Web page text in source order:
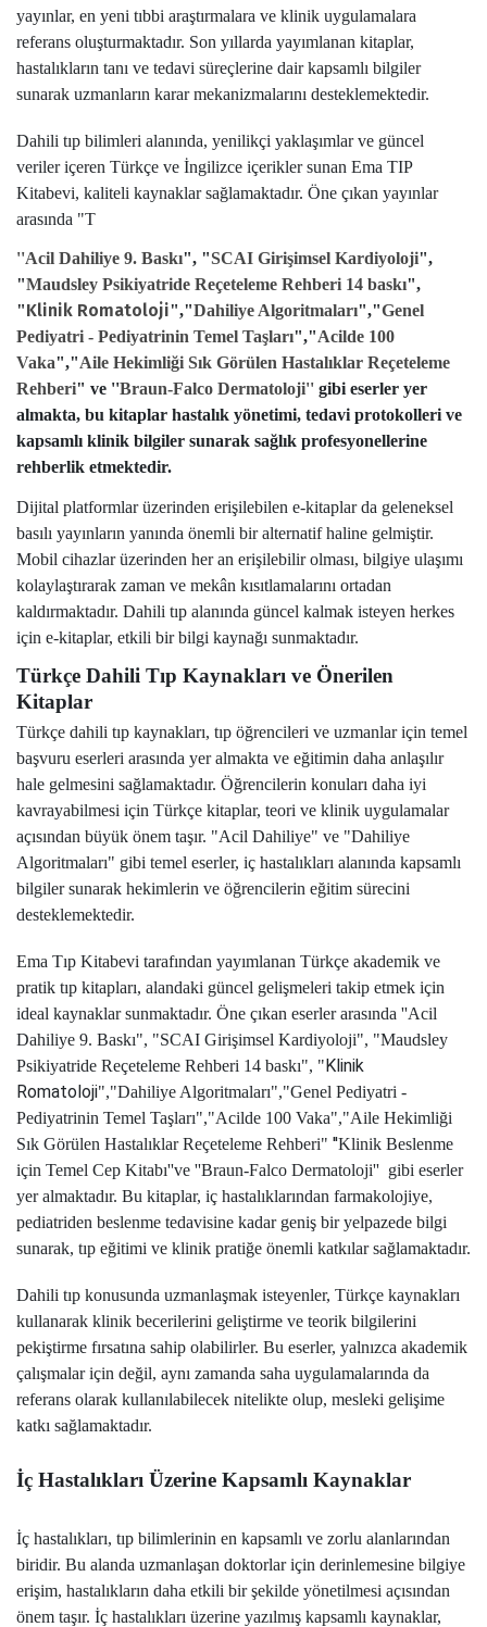
yayınlar, en yeni tıbbi araştırmalara ve klinik uygulamalara
referans oluşturmaktadır. Son yıllarda yayımlanan kitaplar,
hastalıkların tanı ve tedavi süreçlerine dair kapsamlı bilgiler
sunarak uzmanların karar mekanizmalarını desteklemektedir.
Dahili tıp bilimleri alanında, yenilikçi yaklaşımlar ve güncel
veriler içeren Türkçe ve İngilizce içerikler sunan Ema TIP
Kitabevi, kaliteli kaynaklar sağlamaktadır. Öne çıkan yayınlar
arasında "T
''Acil Dahiliye 9. Baskı", "SCAI Girişimsel Kardiyoloji",
"Maudsley Psikiyatride Reçeteleme Rehberi 14 baskı",
"Klinik Romatoloji","Dahiliye Algoritmaları","Genel
Pediyatri - Pediyatrinin Temel Taşları","Acilde 100
Vaka","Aile Hekimliği Sık Görülen Hastalıklar Reçeteleme
Rehberi" ve ''Braun-Falco Dermatoloji'' gibi eserler yer
almakta, bu kitaplar hastalık yönetimi, tedavi protokolleri ve
kapsamlı klinik bilgiler sunarak sağlık profesyonellerine
rehberlik etmektedir.
Dijital platformlar üzerinden erişilebilen e-kitaplar da geleneksel
basılı yayınların yanında önemli bir alternatif haline gelmiştir.
Mobil cihazlar üzerinden her an erişilebilir olması, bilgiye ulaşımı
kolaylaştırarak zaman ve mekân kısıtlamalarını ortadan
kaldırmaktadır. Dahili tıp alanında güncel kalmak isteyen herkes
için e-kitaplar, etkili bir bilgi kaynağı sunmaktadır.
Türkçe Dahili Tıp Kaynakları ve Önerilen
Kitaplar
Türkçe dahili tıp kaynakları, tıp öğrencileri ve uzmanlar için temel
başvuru eserleri arasında yer almakta ve eğitimin daha anlaşılır
hale gelmesini sağlamaktadır. Öğrencilerin konuları daha iyi
kavrayabilmesi için Türkçe kitaplar, teori ve klinik uygulamalar
açısından büyük önem taşır. "Acil Dahiliye" ve "Dahiliye
Algoritmaları" gibi temel eserler, iç hastalıkları alanında kapsamlı
bilgiler sunarak hekimlerin ve öğrencilerin eğitim sürecini
desteklemektedir.
Ema Tıp Kitabevi tarafından yayımlanan Türkçe akademik ve
pratik tıp kitapları, alandaki güncel gelişmeleri takip etmek için
ideal kaynaklar sunmaktadır. Öne çıkan eserler arasında ''Acil
Dahiliye 9. Baskı", "SCAI Girişimsel Kardiyoloji", "Maudsley
Psikiyatride Reçeteleme Rehberi 14 baskı", "Klinik
Romatoloji","Dahiliye Algoritmaları","Genel Pediyatri -
Pediyatrinin Temel Taşları","Acilde 100 Vaka","Aile Hekimliği
Sık Görülen Hastalıklar Reçeteleme Rehberi" ''Klinik Beslenme
için Temel Cep Kitabı''ve ''Braun-Falco Dermatoloji'' gibi eserler
yer almaktadır. Bu kitaplar, iç hastalıklarından farmakolojiye,
pediatriden beslenme tedavisine kadar geniş bir yelpazede bilgi
sunarak, tıp eğitimi ve klinik pratiğe önemli katkılar sağlamaktadır.
Dahili tıp konusunda uzmanlaşmak isteyenler, Türkçe kaynakları
kullanarak klinik becerilerini geliştirme ve teorik bilgilerini
pekiştirme fırsatına sahip olabilirler. Bu eserler, yalnızca akademik
çalışmalar için değil, aynı zamanda saha uygulamalarında da
referans olarak kullanılabilecek nitelikte olup, mesleki gelişime
katkı sağlamaktadır.
İç Hastalıkları Üzerine Kapsamlı Kaynaklar
İç hastalıkları, tıp bilimlerinin en kapsamlı ve zorlu alanlarından
biridir. Bu alanda uzmanlaşan doktorlar için derinlemesine bilgiye
erişim, hastalıkların daha etkili bir şekilde yönetilmesi açısından
önem taşır. İç hastalıkları üzerine yazılmış kapsamlı kaynaklar,